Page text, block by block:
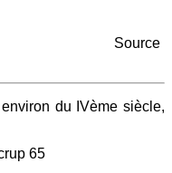
Source
du IVème siècle,
65